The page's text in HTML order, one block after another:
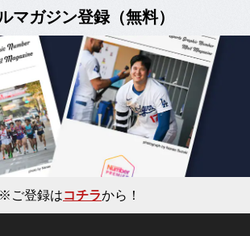
マガジン登録（無料）
※ご登録はコチラから！